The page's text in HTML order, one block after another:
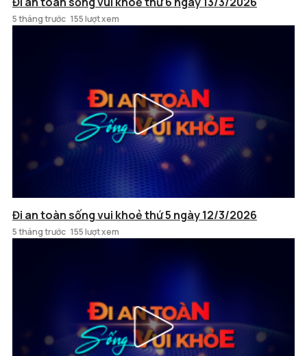
5 tháng trước 155 lượt xem
Đi an toàn sống vui khoẻ thứ 5 ngày 12/3/2026
5 tháng trước 155 lượt xem